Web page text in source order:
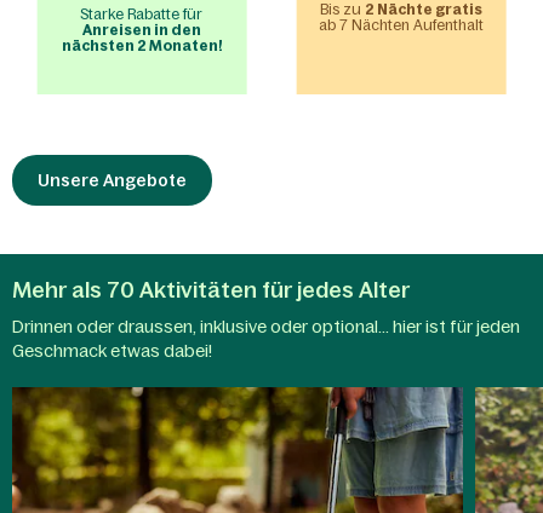
Starke Rabatte für
Anreisen in den
nächsten 2 Monaten!
Bis zu 2 Nächte gratis
ab 7 Nächten Aufenthalt
Unsere Angebote
Mehr als 70 Aktivitäten für jedes Alter
Drinnen oder draussen, inklusive oder optional... hier ist für jeden
Geschmack etwas dabei!